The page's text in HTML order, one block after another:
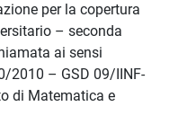
per la copertura
– seconda
ai sensi
2010 – GSD 09/IINF-
di Matematica e